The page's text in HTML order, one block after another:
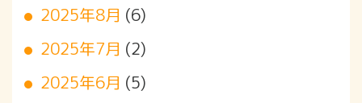
2025年8月 (6)
2025年7月 (2)
2025年6月 (5)